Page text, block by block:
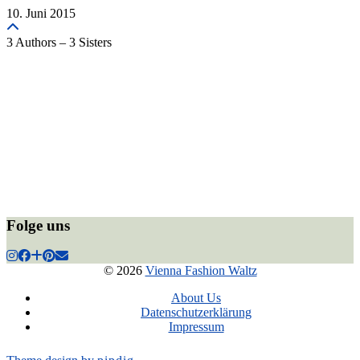
10. Juni 2015
3 Authors – 3 Sisters
Folge uns
© 2026 Vienna Fashion Waltz
About Us
Datenschutzerklärung
Impressum